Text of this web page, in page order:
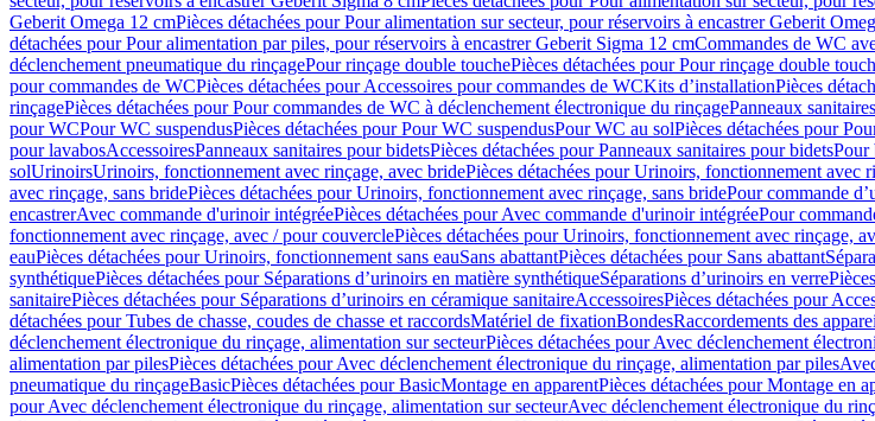
Geberit Omega 12 cmPièces détachées pour Pour alimentation sur secteur, pour réservoirs à encastrer Geberit
détachées pour Pour alimentation par piles, pour réservoirs à encastrer Geberit Sigma 12 cmCommandes de WC
déclenchement pneumatique du rinçagePour rinçage double touchePièces détachées pour Pour rinçage double
pour commandes de WCPièces détachées pour Accessoires pour commandes de WCKits d’installationPièces
rinçagePièces détachées pour Pour commandes de WC à déclenchement électronique du rinçagePanneaux
pour WCPour WC suspendusPièces détachées pour Pour WC suspendusPour WC au solPièces détachées pour
pour lavabosAccessoiresPanneaux sanitaires pour bidetsPièces détachées pour Panneaux sanitaires pour bidetsPour
solUrinoirsUrinoirs, fonctionnement avec rinçage, avec bridePièces détachées pour Urinoirs, fonctionnement avec
avec rinçage, sans bridePièces détachées pour Urinoirs, fonctionnement avec rinçage, sans bridePour commande
encastrerAvec commande d'urinoir intégréePièces détachées pour Avec commande d'urinoir intégréePour
fonctionnement avec rinçage, avec / pour couverclePièces détachées pour Urinoirs, fonctionnement avec rinçage,
eauPièces détachées pour Urinoirs, fonctionnement sans eauSans abattantPièces détachées pour Sans abattant
synthétiquePièces détachées pour Séparations d’urinoirs en matière synthétiqueSéparations d’urinoirs en verre
sanitairePièces détachées pour Séparations d’urinoirs en céramique sanitaireAccessoiresPièces détachées pour
détachées pour Tubes de chasse, coudes de chasse et raccordsMatériel de fixationBondesRaccordements des
déclenchement électronique du rinçage, alimentation sur secteurPièces détachées pour Avec déclenchement
alimentation par pilesPièces détachées pour Avec déclenchement électronique du rinçage, alimentation par piles
pneumatique du rinçageBasicPièces détachées pour BasicMontage en apparentPièces détachées pour Montage en
pour Avec déclenchement électronique du rinçage, alimentation sur secteurAvec déclenchement électronique du